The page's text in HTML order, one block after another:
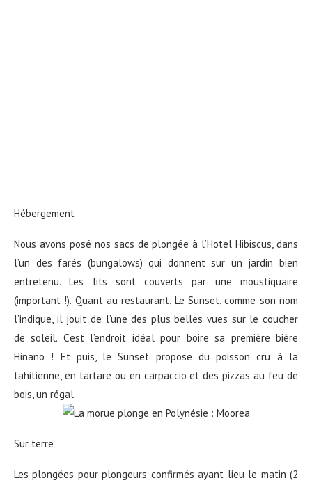
Hébergement
Nous avons posé nos sacs de plongée à l’Hotel Hibiscus, dans
l’un des farés (bungalows) qui donnent sur un jardin bien
entretenu. Les lits sont couverts par une moustiquaire
(important !). Quant au restaurant, Le Sunset, comme son nom
l’indique, il jouit de l’une des plus belles vues sur le coucher
de soleil. C’est l’endroit idéal pour boire sa première bière
Hinano ! Et puis, le Sunset propose du poisson cru à la
tahitienne, en tartare ou en carpaccio et des pizzas au feu de
bois, un régal.
Sur terre
Les plongées pour plongeurs confirmés ayant lieu le matin (2